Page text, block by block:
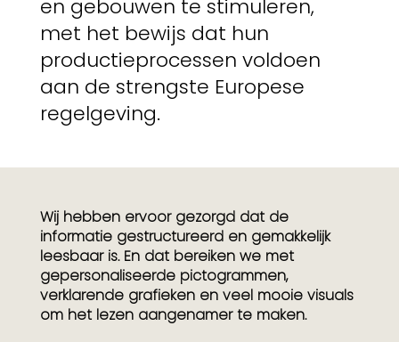
en gebouwen te stimuleren,
met het bewijs dat hun
productieprocessen voldoen
aan de strengste Europese
regelgeving.
Wij hebben ervoor gezorgd dat de
informatie gestructureerd en gemakkelijk
leesbaar is. En dat bereiken we met
gepersonaliseerde pictogrammen,
verklarende grafieken en veel mooie visuals
om het lezen aangenamer te maken.